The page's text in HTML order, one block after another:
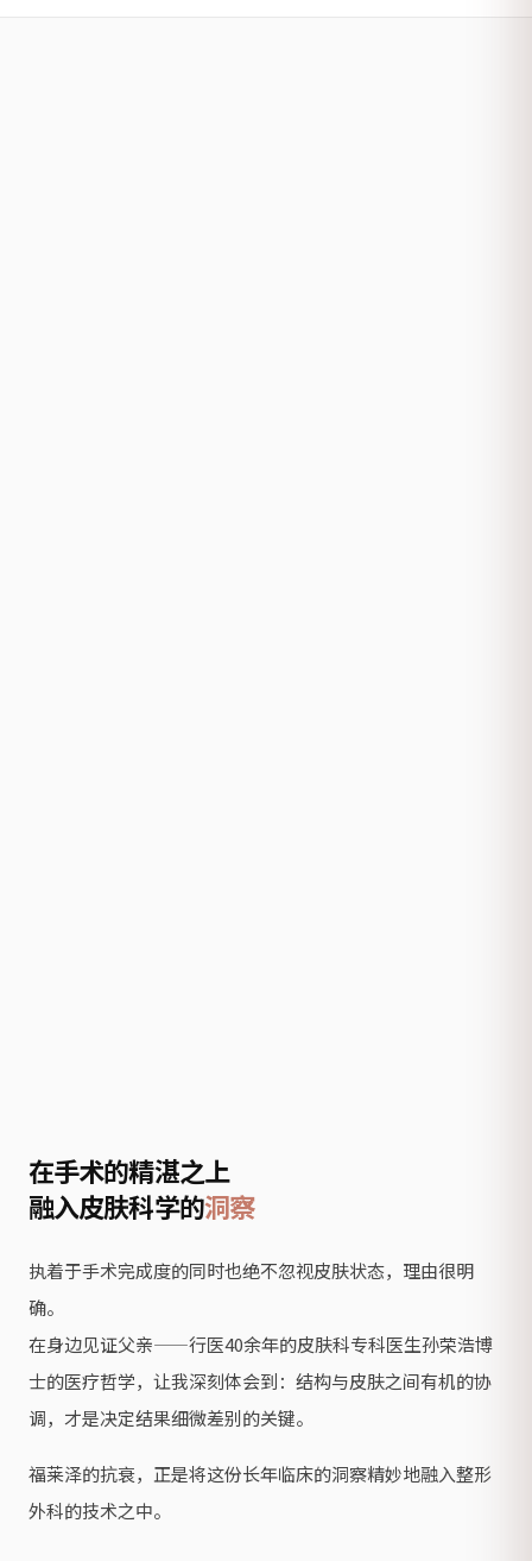
在手术的精湛之上
融入皮肤科学的洞察
执着于手术完成度的同时也绝不忽视皮肤状态，理由很明
确。
在身边见证父亲——行医40余年的皮肤科专科医生孙荣浩博
士的医疗哲学，让我深刻体会到：结构与皮肤之间有机的协
调，才是决定结果细微差别的关键。
福莱泽的抗衰，正是将这份长年临床的洞察精妙地融入整形
外科的技术之中。